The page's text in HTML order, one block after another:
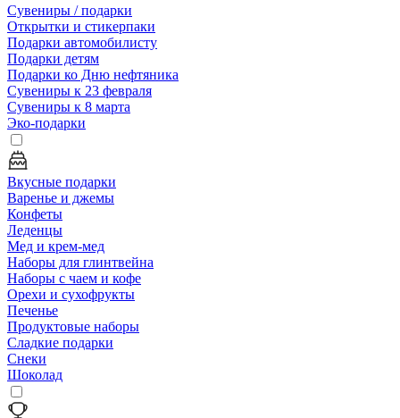
Сувениры / подарки
Открытки и стикерпаки
Подарки автомобилисту
Подарки детям
Подарки ко Дню нефтяника
Сувениры к 23 февраля
Сувениры к 8 марта
Эко-подарки
Вкусные подарки
Варенье и джемы
Конфеты
Леденцы
Мед и крем-мед
Наборы для глинтвейна
Наборы с чаем и кофе
Орехи и сухофрукты
Печенье
Продуктовые наборы
Сладкие подарки
Снеки
Шоколад